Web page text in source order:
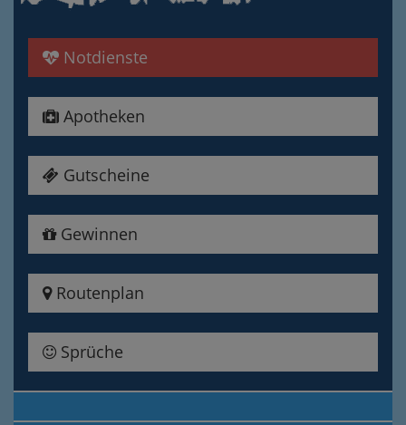
Notdienste
Apotheken
Gutscheine
Gewinnen
Routenplan
Sprüche